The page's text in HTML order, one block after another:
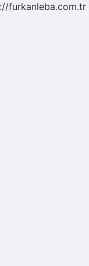
furkanleba.com.tr